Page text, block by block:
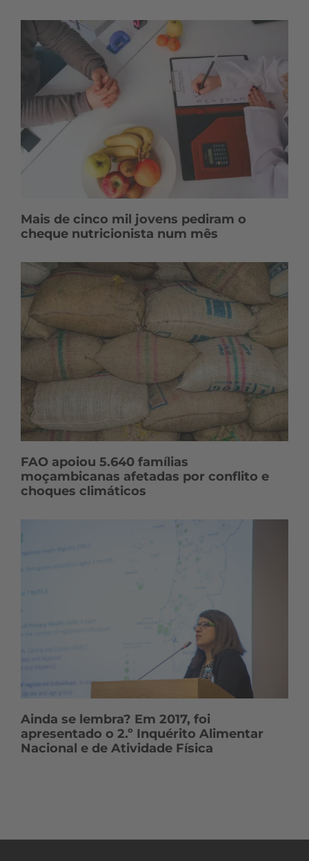
Mais de cinco mil jovens pediram o
cheque nutricionista num mês
FAO apoiou 5.640 famílias
moçambicanas afetadas por conflito e
choques climáticos
Ainda se lembra? Em 2017, foi
apresentado o 2.º Inquérito Alimentar
Nacional e de Atividade Física